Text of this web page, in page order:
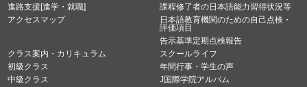
進路支援[進学・就職]
アクセスマップ
課程修了者の日本語能力習得状況等
日本語教育機関のための自己点検・
評価項目
告示基準定期点検報告
クラス案内・カリキュラム
初級クラス
中級クラス
スクールライフ
年間行事・学生の声
J国際学院アルバム